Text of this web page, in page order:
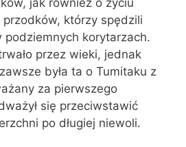
jak również o życiu
którzy spędzili
podziemnych korytarzach.
przez wieki, jednak
była ta o Tumitaku z
za pierwszego
się przeciwstawić
po długiej niewoli.